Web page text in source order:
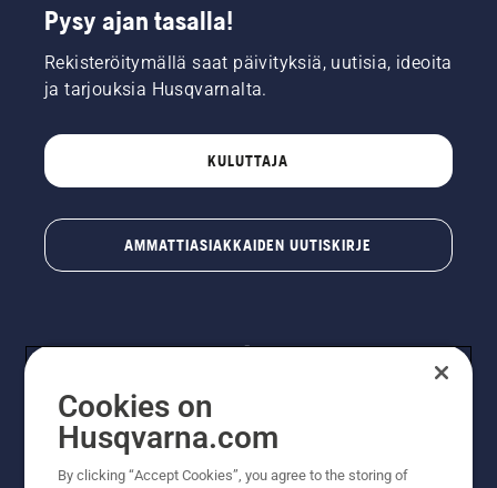
Pysy ajan tasalla!
Rekisteröitymällä saat päivityksiä, uutisia, ideoita
ja tarjouksia Husqvarnalta.
KULUTTAJA
AMMATTIASIAKKAIDEN UUTISKIRJE
© Husqvarna AB (publ). Kaikki oikeudet pidätetään.
Cookies on
Husqvarna.com
By clicking “Accept Cookies”, you agree to the storing of